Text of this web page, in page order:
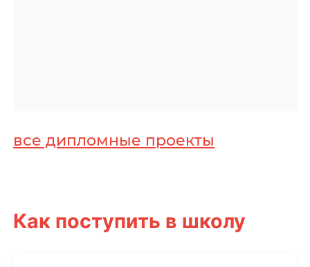
все дипломные проекты
Как поступить в школу